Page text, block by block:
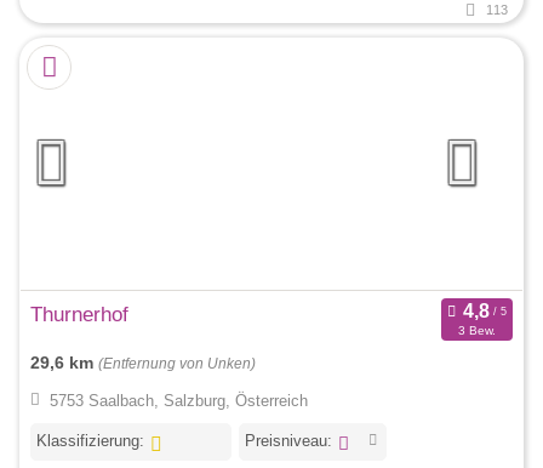
113
Thurnerhof
3 Bew.
29,6 km (Entfernung von Unken)
5753 Saalbach, Salzburg, Österreich
Klassifizierung: Preisniveau: